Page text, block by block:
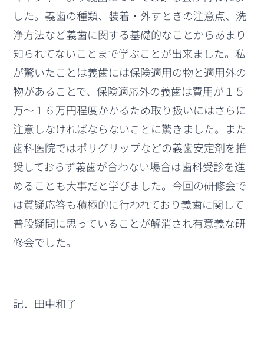
した。義歯の種類、装着・外すときの注意点、洗
浄方法など義歯に関する基礎的なことからあまり
知られてないことまで学ぶことが出来ました。私
が驚いたことは義歯には保険適用の物と適用外の
物があることで、保険適応外の義歯は費用が１５
万～１６万円程度かかるため取り扱いにはさらに
注意しなければならないことに驚きました。また
歯科医院ではポリグリップなどの義歯安定剤を推
奨しておらず義歯が合わない場合は歯科受診を進
めることも大事だと学びました。今回の研修会で
は質疑応答も積極的に行われており義歯に関して
普段疑問に思っていることが解消され有意義な研
修会でした。
記．田中和子